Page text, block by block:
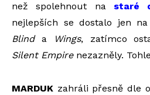
než spolehnout na staré
nejlepších se dostalo jen na
Blinda Wings, zatímco
Silent Empirenezazněly.
MARDUK zahráli přesně dle